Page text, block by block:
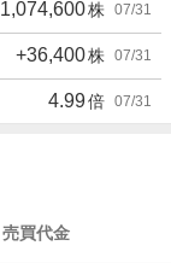
1,074,600株 07/31
+36,400株 07/31
4.99倍 07/31
売買代金